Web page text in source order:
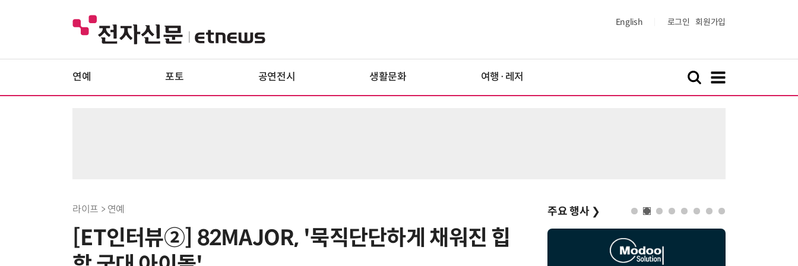
English 로그인 회원가입
연예 포토 공연전시 생활문화 여행·레저
라이프 > 연예
[ET인터뷰②] 82MAJOR, '묵직단단하게 채워진 힙
주요 행사 ❯